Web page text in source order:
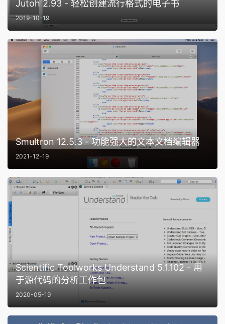
Jutoh 2.93 - 轻松创建流行格式的电子书
2019-10-19
Smultron 12.5.3 - 功能强大的文本文档编辑器
2021-12-19
Scientific Toolworks Understand 5.1.102 - 用
于源代码的分析工作包
2020-05-19